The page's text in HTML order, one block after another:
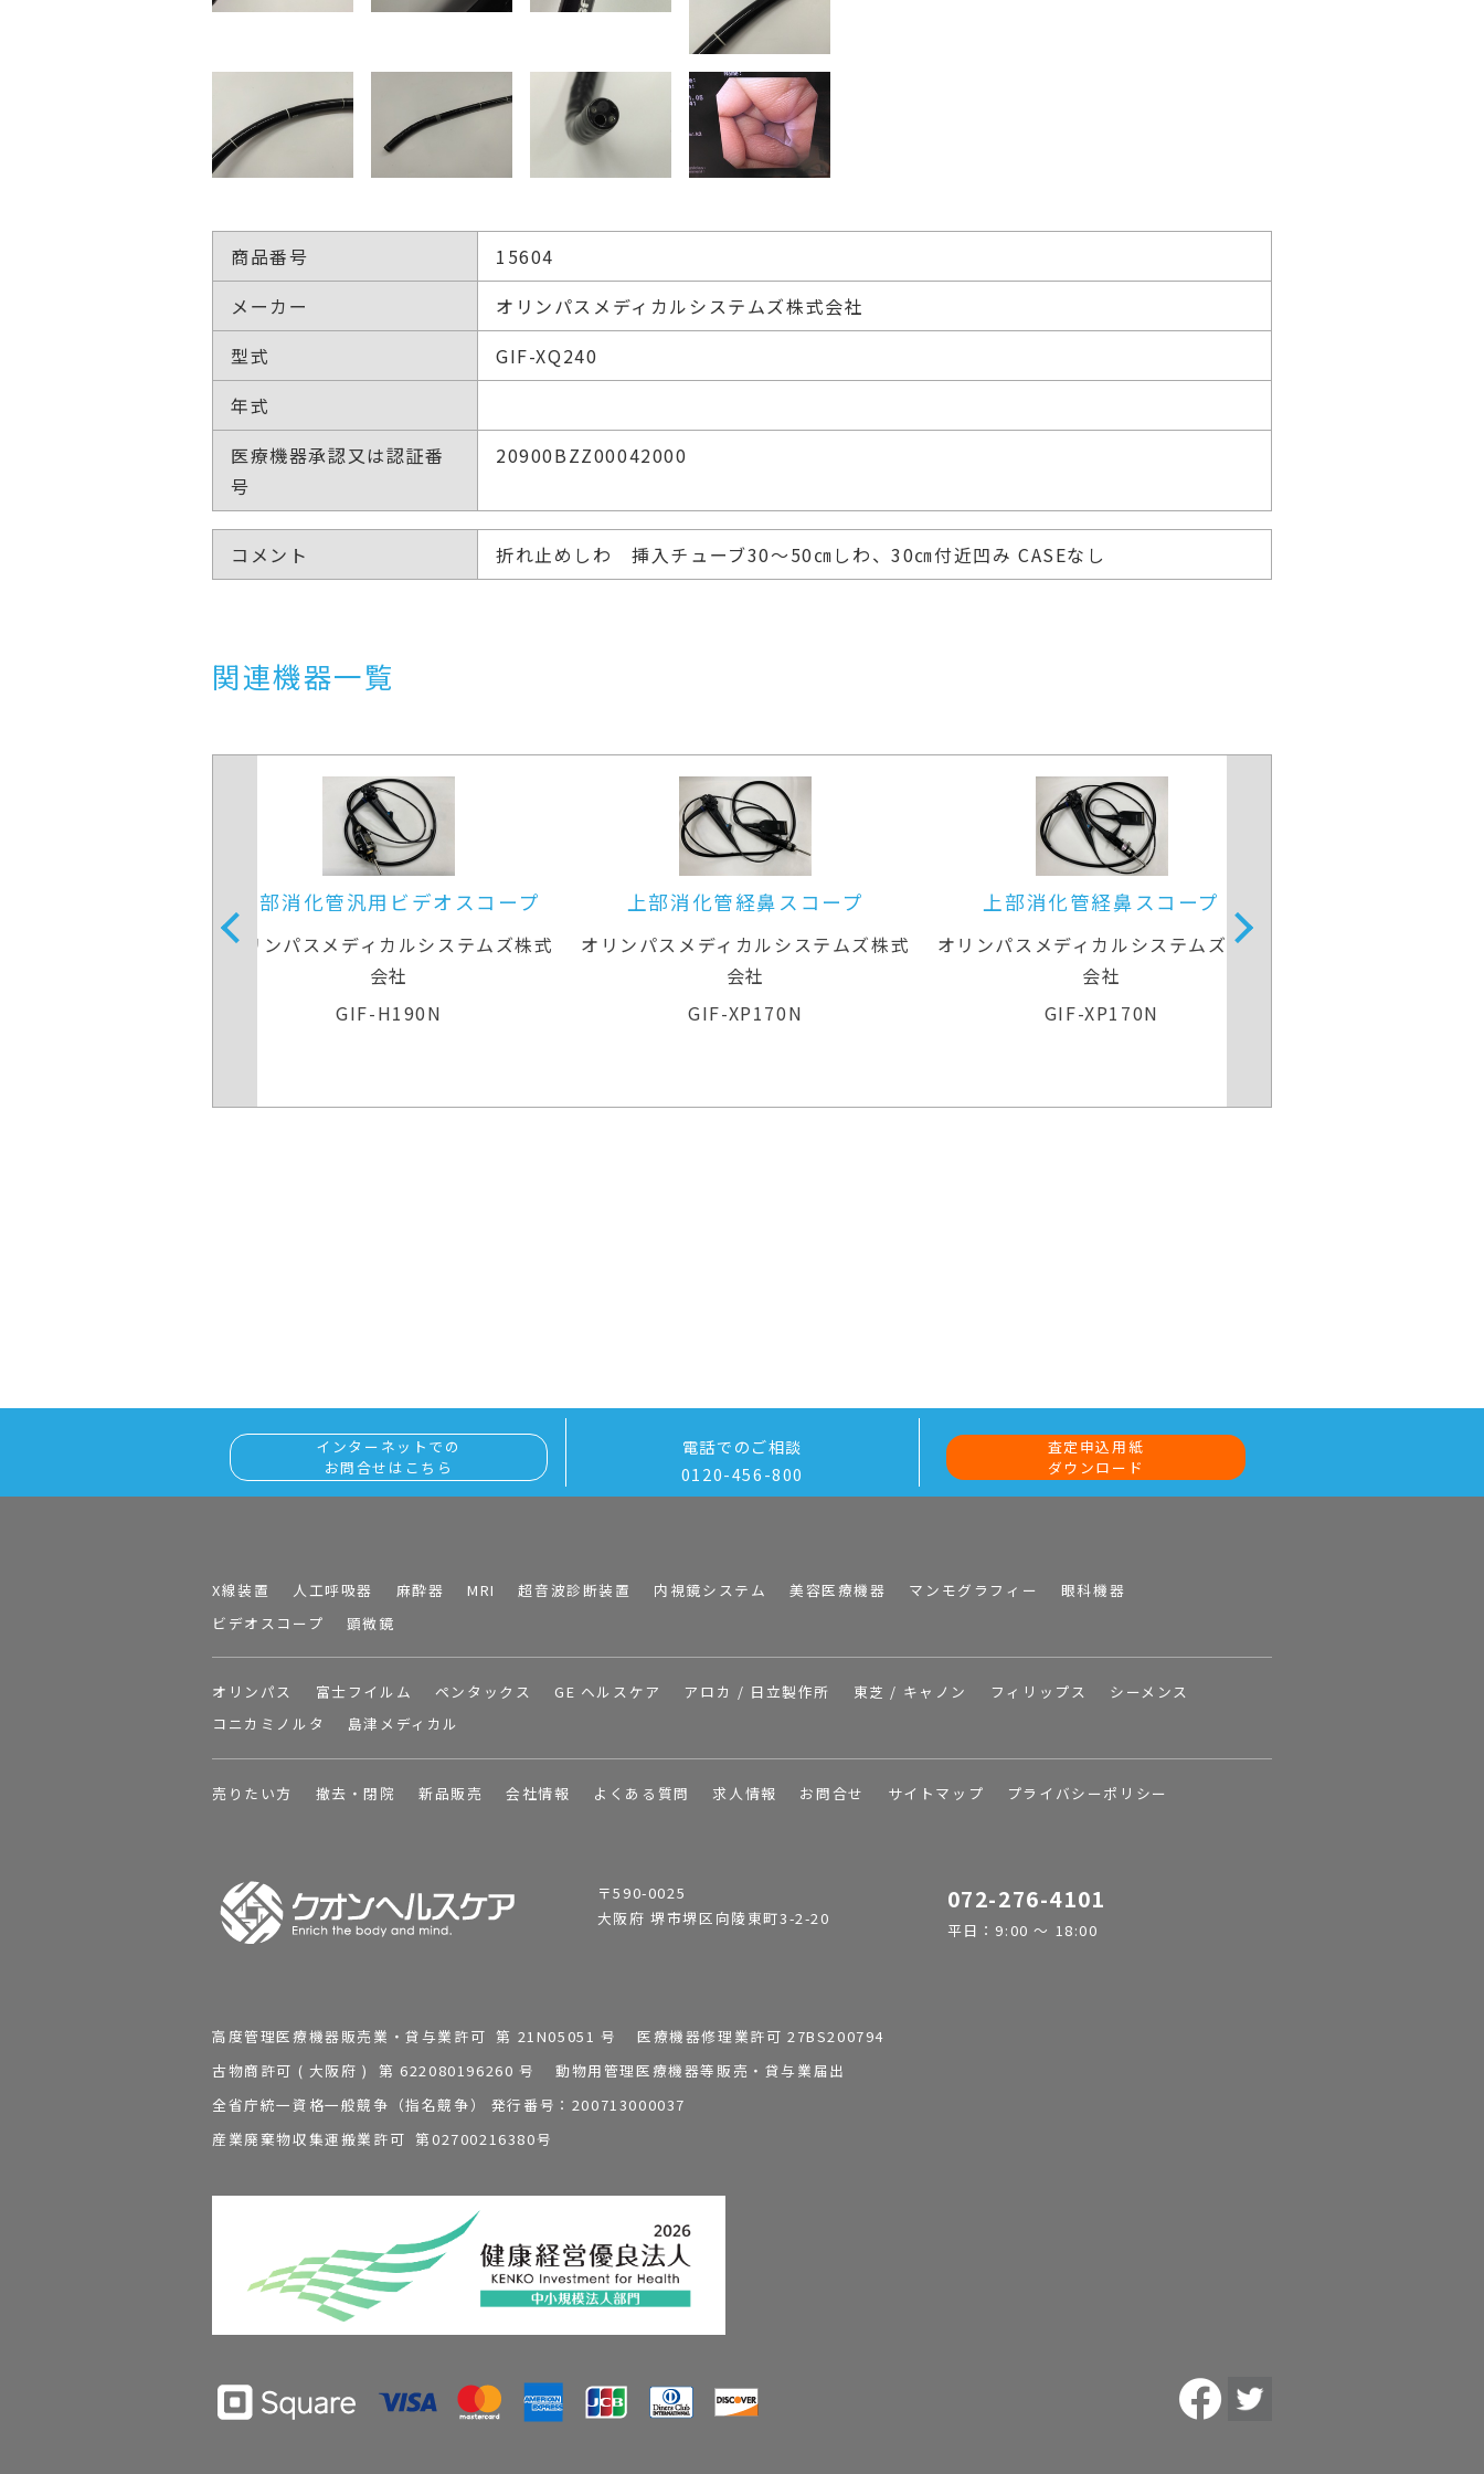
商品番号
15604
メーカー
オリンパスメディカルシステムズ株式会社
型式
GIF-XQ240
年式
医療機器承認又は認証番
号
20900BZZ00042000
コメント 折れ止めしわ 挿入チューブ30～50㎝しわ、30㎝付近凹み CASEなし
関連機器一覧
上部消化管経鼻スコープ
オリンパスメディカルシステムズ株式
会社
GIF-XP170N
上部消化管経鼻スコープ
オリンパスメディカルシステムズ株式
会社
GIF-XP170N
上部消化管汎用ビデオスコープ
オリンパスメディカルシステムズ株式
会社
GIF-H290
インターネットでの
お問合せはこちら
電話でのご相談
0120-456-800
査定申込用紙
ダウンロード
X線装置 人工呼吸器 麻酔器 MRI 超音波診断装置 内視鏡システム 美容医療機器 マンモグラフィー
眼科機器
ビデオスコープ
顕微鏡
オリンパス 富士フイルム ペンタックス GE ヘルスケア アロカ / 日立製作所 東芝 / キャノン フィリップス
シーメンス
コニカミノルタ
島津メディカル
売りたい方 撤去・閉院 新品販売 会社情報 よくある質問 求人情報 お問合せ サイトマップ プライバシーポリシー
〒590-0025
大阪府 堺市堺区向陵東町3-2-20
072-276-4101
平日：9:00 ～ 18:00
高度管理医療機器販売業・貸与業許可 第 21N05051 号 医療機器修理業許可 27BS200794
古物商許可 ( 大阪府 ) 第 622080196260 号 動物用管理医療機器等販売・貸与業届出
全省庁統一資格一般競争（指名競争） 発行番号：200713000037
産業廃棄物収集運搬業許可 第02700216380号